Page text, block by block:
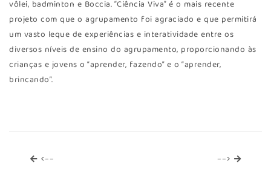
vôlei, badminton e Boccia. “Ciência Viva” é o mais recente
projeto com que o agrupamento foi agraciado e que permitirá
um vasto leque de experiências e interatividade entre os
diversos níveis de ensino do agrupamento, proporcionando às
crianças e jovens o “aprender, fazendo” e o “aprender,
brincando”.
<-- --> -->